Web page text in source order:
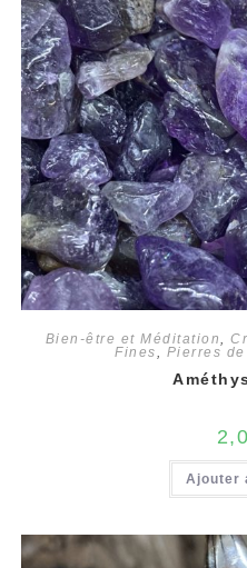
Bien-être et Méditation,
Fines, Pierres
Ajouter